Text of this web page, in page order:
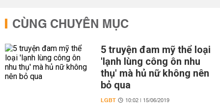
CÙNG CHUYÊN MỤC
5 truyện đam mỹ thể loại
'lạnh lùng công ôn nhu
thụ' mà hủ nữ không nên
bỏ qua
LGBT 10:02 | 15/06/2019